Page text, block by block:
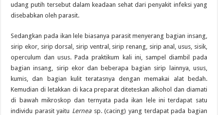
udang putih tersebut dalam keadaan sehat dari penyakit infeksi yang
disebabkan oleh parasit.
Sedangkan pada ikan lele biasanya parasit menyerang bagian insang,
sirip ekor, sirip dorsal, sirip ventral, sirip renang, sirip anal, usus, sisik,
operculum dan usus. Pada praktikum kali ini, sampel diambil pada
bagian insang, sirip ekor dan beberapa bagian sirip lainnya, usus,
kumis, dan bagian kulit teratasnya dengan memakai alat bedah.
Kemudian di letakkan di kaca preparat diteteskan alkohol dan diamati
di bawah mikroskop dan ternyata pada ikan lele ini terdapat satu
individu parasit yaitu Lernea sp. (cacing) yang terdapat pada bagian